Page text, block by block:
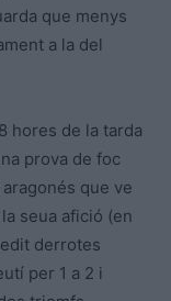
que menys
a la del
hores de la tarda
prova de foc
que ve
seua afició (en
derrotes
per 1 a 2 i